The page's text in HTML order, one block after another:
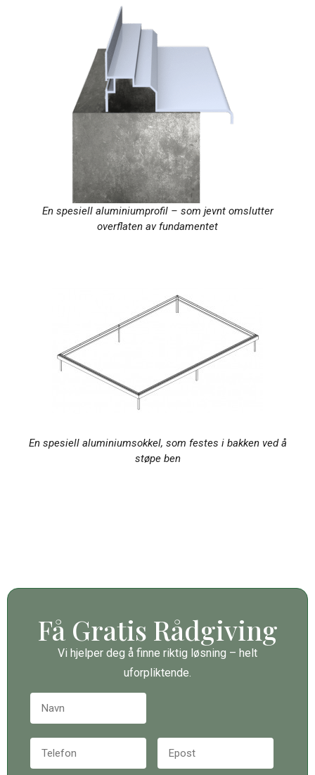
En spesiell aluminiumprofil – som jevnt omslutter
overflaten av fundamentet
En spesiell aluminiumsokkel, som festes i bakken ved å
støpe ben
Få Gratis Rådgiving
Vi hjelper deg å finne riktig løsning – helt
uforpliktende.